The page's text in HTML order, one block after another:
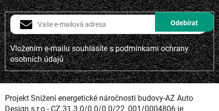
Vložením e-mailu souhlasíte spodmínkami ochrany
osobních údajů
Projekt Snížení energetické náročnosti budovy-AZ Auto
Design s.r.o.- CZ.31.3.0/0.0/0.0/22_001/0004806 je